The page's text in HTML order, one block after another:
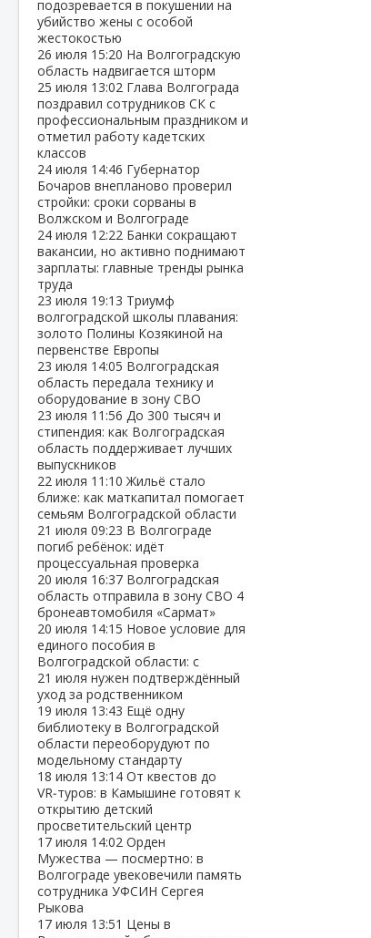
подозревается в покушении на
убийство жены с особой
жестокостью
26 июля 15:20 На Волгоградскую
область надвигается шторм
25 июля 13:02 Глава Волгограда
поздравил сотрудников СК с
профессиональным праздником и
отметил работу кадетских
классов
24 июля 14:46 Губернатор
Бочаров внепланово проверил
стройки: сроки сорваны в
Волжском и Волгограде
24 июля 12:22 Банки сокращают
вакансии, но активно поднимают
зарплаты: главные тренды рынка
труда
23 июля 19:13 Триумф
волгоградской школы плавания:
золото Полины Козякиной на
первенстве Европы
23 июля 14:05 Волгоградская
область передала технику и
оборудование в зону СВО
23 июля 11:56 До 300 тысяч и
стипендия: как Волгоградская
область поддерживает лучших
выпускников
22 июля 11:10Жильё стало
ближе: как маткапитал помогает
семьям Волгоградской области
21 июля 09:23 В Волгограде
погиб ребёнок: идёт
процессуальная проверка
20 июля 16:37 Волгоградская
область отправила в зону СВО 4
бронеавтомобиля «Сармат»
20 июля 14:15 Новое условие для
единого пособия в
Волгоградской области: с
21 июля нужен подтверждённый
уход за родственником
19 июля 13:43 Ещё одну
библиотеку в Волгоградской
области переоборудуют по
модельному стандарту
18 июля 13:14 От квестов до
VR‑туров: в Камышине готовят к
открытию детский
просветительский центр
17 июля 14:02 Орден
Мужества — посмертно: в
Волгограде увековечили память
сотрудника УФСИН Сергея
Рыкова
17 июля 13:51 Цены в